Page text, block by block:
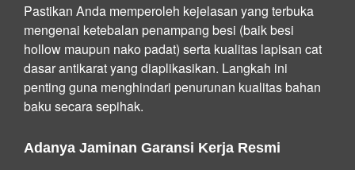
Pastikan Anda memperoleh kejelasan yang terbuka
mengenai ketebalan penampang besi (baik besi
hollow maupun nako padat) serta kualitas lapisan cat
dasar antikarat yang diaplikasikan. Langkah ini
penting guna menghindari penurunan kualitas bahan
baku secara sepihak.
Adanya Jaminan Garansi Kerja Resmi